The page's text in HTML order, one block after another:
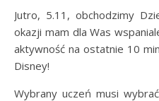
Jutro, 5.11, obchodzimy
okazji mam dla Was
aktywność na ostatnie 10
Disney!
Wybrany uczeń musi